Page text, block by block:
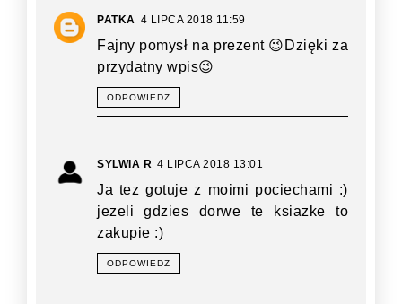
PATKA 4 LIPCA 2018 11:59
Fajny pomysł na prezent 😉Dzięki za
przydatny wpis😉
ODPOWIEDZ
SYLWIA R 4 LIPCA 2018 13:01
Ja tez gotuje z moimi pociechami :)
jezeli gdzies dorwe te ksiazke to
zakupie :)
ODPOWIEDZ